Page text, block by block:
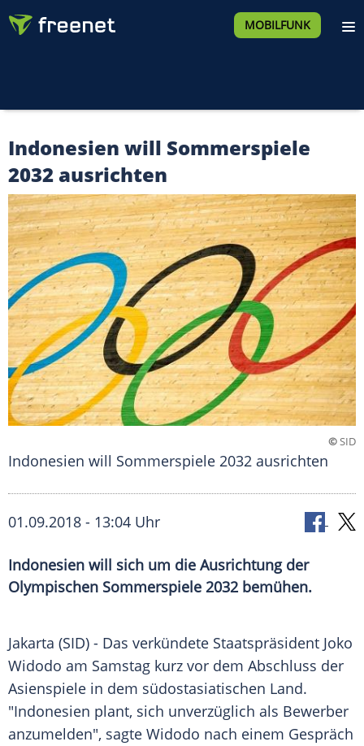
MOBILFUNK
Indonesien will Sommerspiele
2032 ausrichten
©SID
Indonesien will Sommerspiele 2032 ausrichten
01.09.2018 - 13:04 Uhr
Indonesien will sich um die Ausrichtung der
Olympischen Sommerspiele 2032 bemühen.
Jakarta (SID) - Das verkündete Staatspräsident Joko
Widodo am Samstag kurz vor dem Abschluss der
Asienspiele in dem südostasiatischen Land.
"Indonesien plant, sich unverzüglich als Bewerber
anzumelden", sagte Widodo nach einem Gespräch